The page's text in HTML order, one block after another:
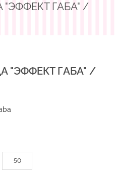
ГАБА" /
"ЭФФЕКТ ГАБА" /
50